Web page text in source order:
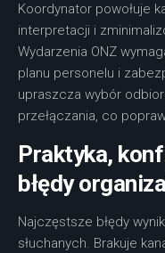
Koordynator powołuje
interpretacji i
Wydarzenia ONZ
planu personelu i
upraszcza wybór
przełączania, co
Praktyka,
błędy
Najczęstsze błędy
słuchanych. Brakuje